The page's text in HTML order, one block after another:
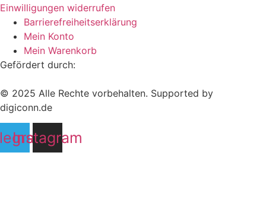
Einwilligungen widerrufen
Barrierefreiheitserklärung
Mein Konto
Mein Warenkorb
Gefördert durch:
© 2025 Alle Rechte vorbehalten. Supported by
digiconn.de
Instagram